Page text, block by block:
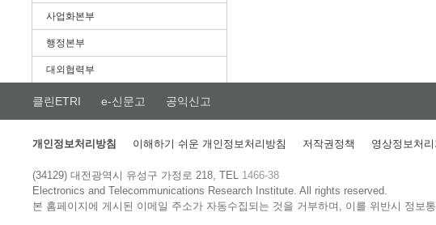
사업화본부
행정본부
대외협력부
클린ETRI e-신문고 공익신고
개인정보처리방침 이해하기 쉬운 개인정보처리방침 저작권정책 영상정보처
(34129) 대전광역시 유성구 가정로 218, TEL 1466-38
Electronics and Telecommunications Research Institute.All rights reserved.
본 홈페이지에 게시된 이메일 주소가 자동수집되는 것을 거부하며, 이를 위반시 정보